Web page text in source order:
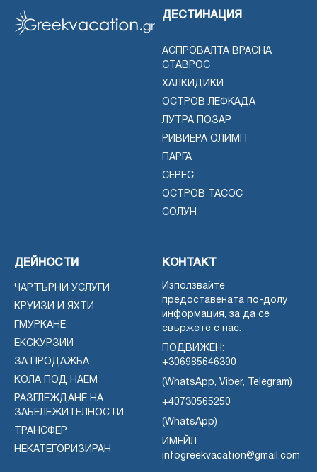
ДЕСТИНАЦИЯ
АСПРОВАЛТА ВРАСНА
СТАВРОС
ХАЛКИДИКИ
ОСТРОВ ЛЕФКАДА
ЛУТРА ПОЗАР
РИВИЕРА ОЛИМП
ПАРГА
СЕРЕС
ОСТРОВ ТАСОС
СОЛУН
ДЕЙНОСТИ
ЧАРТЪРНИ УСЛУГИ
КРУИЗИ И ЯХТИ
ГМУРКАНЕ
ЕКСКУРЗИИ
ЗА ПРОДАЖБА
КОЛА ПОД НАЕМ
РАЗГЛЕЖДАНЕ НА
ЗАБЕЛЕЖИТЕЛНОСТИ
ТРАНСФЕР
НЕКАТЕГОРИЗИРАН
КОНТАКТ
Използвайте
предоставената по-долу
информация, за да се
свържете с нас.
ПОДВИЖЕН:
+306985646390
(WhatsApp, Viber, Telegram)
+40730565250
(WhatsApp)
ИМЕЙЛ:
infogreekvacation@gmail.com